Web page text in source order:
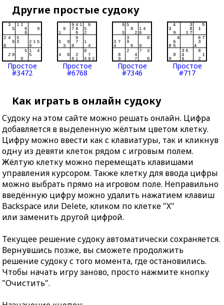
Другие простые судоку
Простое
#3472
Простое
#6768
Простое
#7346
Простое
#717
Как играть в онлайн судоку
Судоку на этом сайте можно решать онлайн. Цифра
добавляется в выделенную жёлтым цветом клетку.
Цифру можно ввести как с клавиатуры, так и кликнув
одну из девяти клеток рядом с игровым полем.
Жёлтую клетку можно перемещать клавишами
управления курсором. Также клетку для ввода цифры
можно выбрать прямо на игровом поле. Неправильно
введённую цифру можно удалить нажатием клавиш
Backspace или Delete, кликом по клетке "X"
или заменить другой цифрой.
Текущее решение судоку автоматически сохраняется.
Вернувшись позже, вы сможете продолжить
решение судоку с того момента, где остановились.
Чтобы начать игру заново, просто нажмите кнопку
"Очистить".